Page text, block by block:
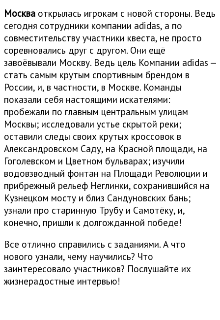
Москваоткрылась игрокам с новой стороны. Ведь
сегодня сотрудники компании adidas, а по
совместительству участники квеста, не просто
соревновались друг с другом. Они ещё
завоёвывали Москву. Ведь цель Компании adidas —
стать самым крутым спортивным брендом в
России, и, в частности, в Москве. Команды
показали себя настоящими искателями:
пробежали по главным центральным улицам
Москвы; исследовали устье скрытой реки;
оставили следы своих крутых кроссовок в
Александровском Саду, на Красной площади, на
Гоголевском и Цветном бульварах; изучили
водовзводный фонтан на Площади Революции и
прибрежный рельеф Неглинки, сохранившийся на
Кузнецком мосту и близ Сандуновских бань;
узнали про старинную Трубу и Самотёку, и,
конечно, пришли к долгожданной победе!
Все отлично справились с заданиями. А что
нового узнали, чему научились? Что
заинтересовало участников? Послушайте их
жизнерадостные интервью!